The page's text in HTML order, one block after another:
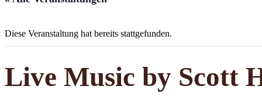
Diese Veranstaltung hat bereits stattgefunden.
Live Music by Scott